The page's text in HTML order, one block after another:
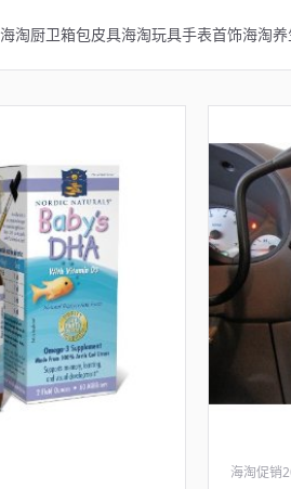
海淘厨卫箱包皮具海淘玩具手表首饰海淘养
海淘促销